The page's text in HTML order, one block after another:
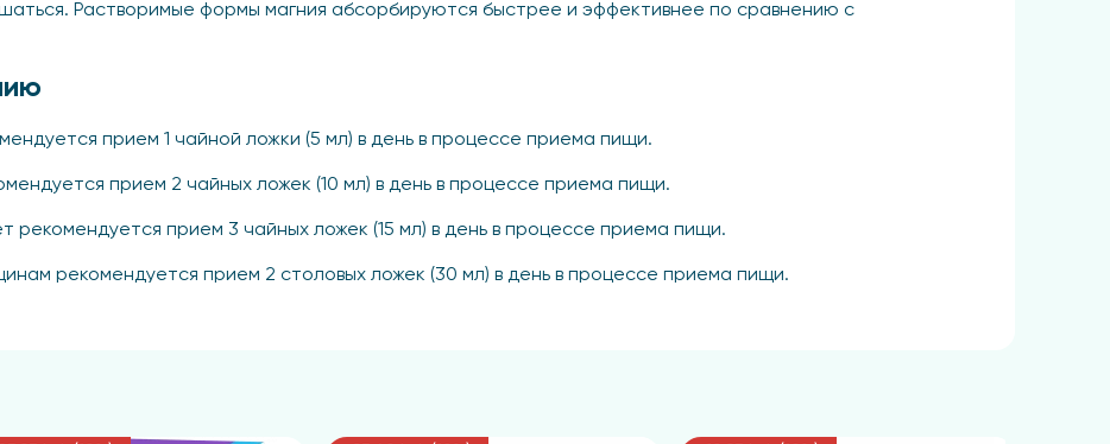
Растворимые формы магния абсорбируются быстрее и эффективнее по сравнению с
прием 1 чайной ложки (5 мл) в день в процессе приема пищи.
прием 2 чайных ложек (10 мл) в день в процессе приема пищи.
рекомендуется прием 3 чайных ложек (15 мл) в день в процессе приема пищи.
рекомендуется прием 2 столовых ложек (30 мл) в день в процессе приема пищи.
употреблением. Рекомендуемый курс приема составляет 1 месяц.